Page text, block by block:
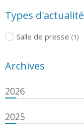
Types d'actualité
Salle de presse (1)
Archives
2026
2025